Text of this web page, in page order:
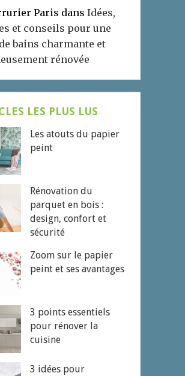
Paris dans Idées,
et conseils pour une
bains charmante et
rénovée
LES PLUS LUS
Les atouts du papier
peint
Rénovation du
parquet en bois :
design, confort et
sécurité
Zoom sur le papier
peint et ses avantages
3 points essentiels
pour rénover la
cuisine
3 idées pour